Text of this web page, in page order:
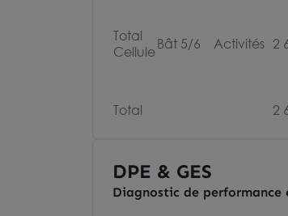
Total
CelluleBât 5/6 Activités 2
Total 2
DPE & GES
Diagnostic de performance